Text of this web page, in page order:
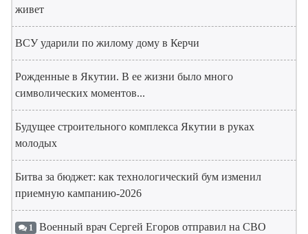
живет
ВСУ ударили по жилому дому в Керчи
Рожденные в Якутии. В ее жизни было много
символических моментов...
Будущее строительного комплекса Якутии в руках
молодых
Битва за бюджет: как технологический бум изменил
приемную кампанию-2026
1 Военный врач Сергей Егоров отправил на СВО